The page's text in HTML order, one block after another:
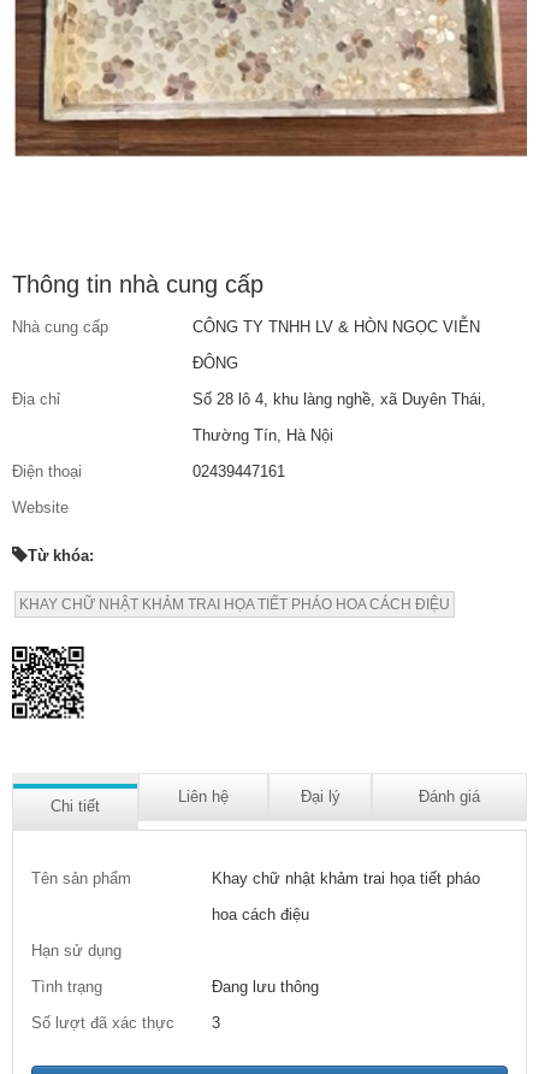
Thông tin nhà cung cấp
Nhà cung cấp
CÔNG TY TNHH LV & HÒN NGỌC VIỄN
ĐÔNG
Địa chỉ
Số 28 lô 4, khu làng nghề, xã Duyên Thái,
Thường Tín, Hà Nội
Điện thoại
02439447161
Website
Từ khóa:
KHAY CHỮ NHẬT KHẢM TRAI HỌA TIẾT PHÁO HOA CÁCH ĐIỆU
Chi tiết
Liên hệ Đại lý Đánh giá
Tên sản phẩm
Khay chữ nhật khảm trai họa tiết pháo
hoa cách điệu
Hạn sử dụng
Tình trạng
Đang lưu thông
Số lượt đã xác thực
3